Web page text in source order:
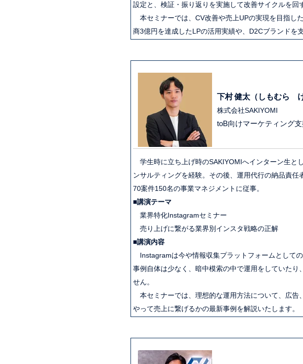
設定と、検証・振り返りを実施して改善サイクルを回
本セミナーでは、CV改善や売上UPの実現を目指し
商3億円を達成したLPの活用実績や、D2Cブランドを
下村 健太（しもむら け
株式会社SAKIYOMI
toB向けマーケティング
学生時に立ち上げ時のSAKIYOMIへインターン生と
ンサルティングを経験。その後、運用代行の納品責
70案件150名の事業マネジメントに従事。
■講演テーマ
業界特化Instagramセミナー
売り上げに繋がる業界別インスタ戦略の正解
■講演内容
Instagramは今や情報収集プラットフォームとして
事例自体は少なく、暗中模索の中で運用をしていた
せん。
本セミナーでは、理想的な運用方法について、広告
やって売上に繋げるかの最新事例を解説いたします。